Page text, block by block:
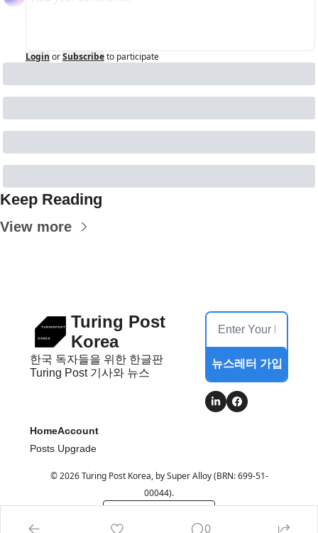
Login orSubscribeto participate
Keep Reading
View more
Turing Post
Korea
한국 독자들을 위한 한글판
Turing Post 기사와 뉴스
뉴스레터 가입
Home
Posts
Account
Upgrade
© 2026 Turing Post Korea, by Super Alloy (BRN: 699-51-
00044).
0